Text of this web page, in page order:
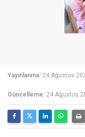
Yayınlanma: 24 Ağustos
Güncelleme: 24 Ağustos